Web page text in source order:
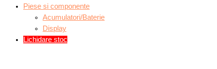
Piese si componente
Acumulatori/Baterie
Display
Lichidare stoc